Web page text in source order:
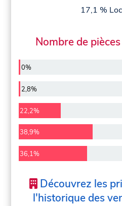
17,1 %
Nombre de
0%
2,8%
22,2%
38,9%
36,1%
Découvrez les
l'historique des